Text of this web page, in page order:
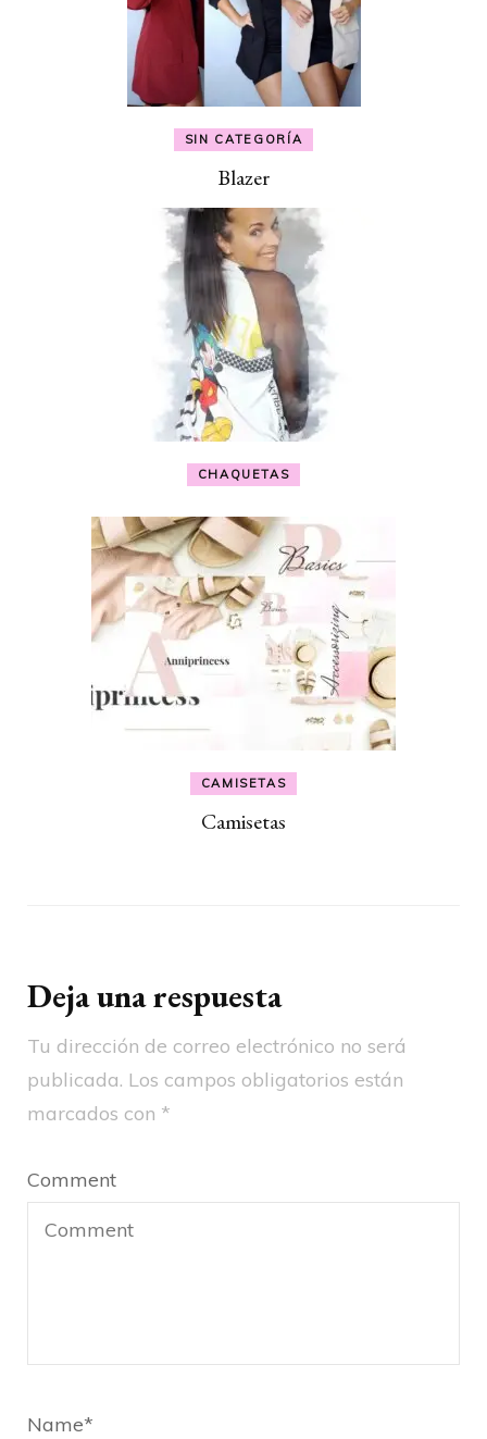
SIN CATEGORÍA
Blazer
CHAQUETAS
CAMISETAS
Camisetas
Deja una respuesta
Tu dirección de correo electrónico no será
publicada. Los campos obligatorios están
marcados con *
Comment
Name*